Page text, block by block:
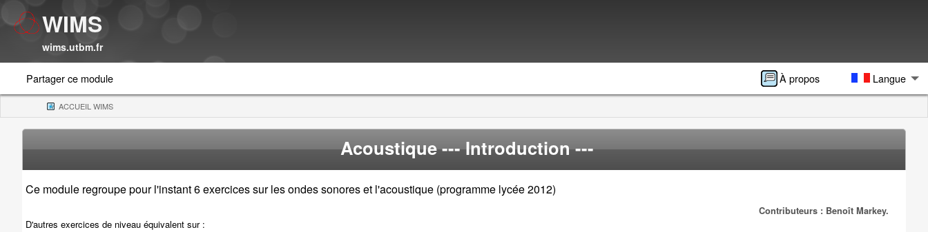
WIMS
wims.utbm.fr
Partager ce module À propos Langue
ACCUEIL WIMS(CURRENT)
Acoustique--- Introduction ---
Ce module regroupe pour l'instant 6 exercices sur les ondes sonores et l'acoustique (programme lycée 2012)
Contributeurs : Benoît Markey.
D'autres exercices de niveau équivalent sur :